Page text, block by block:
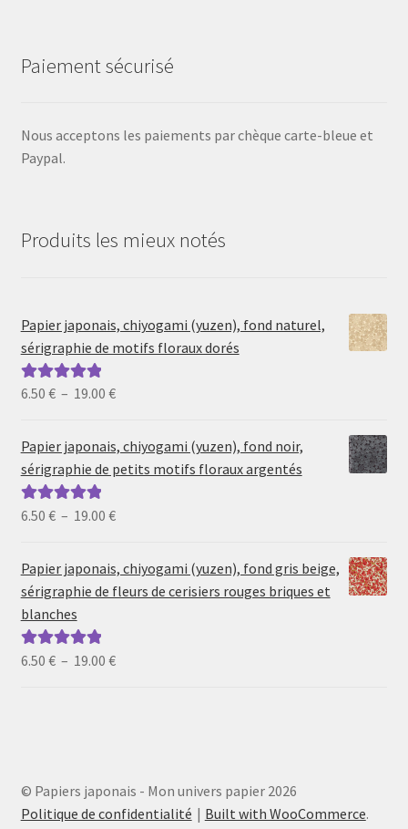
Paiement sécurisé
Nous acceptons les paiements par chèque carte-bleue et
Paypal.
Produits les mieux notés
Papier japonais, chiyogami (yuzen), fond naturel,
sérigraphie de motifs floraux dorés
Note5.00sur
6.50 € – 19.00 €Plage
prix :
6.50 €
19.00 €
Papier japonais, chiyogami (yuzen), fond noir,
sérigraphie de petits motifs floraux argentés
Note5.00sur
6.50 € – 19.00 €Plage
prix :
6.50 €
Papier japonais, chiyogami (yuzen), fond gris beige,
sérigraphie de fleurs de cerisiers rouges briques et
blanches
Note5.00sur
6.50 € – 19.00 €Plage
© Papiers japonais - Mon univers papier 2026
Politique de confidentialité
Built with WooCommerce.